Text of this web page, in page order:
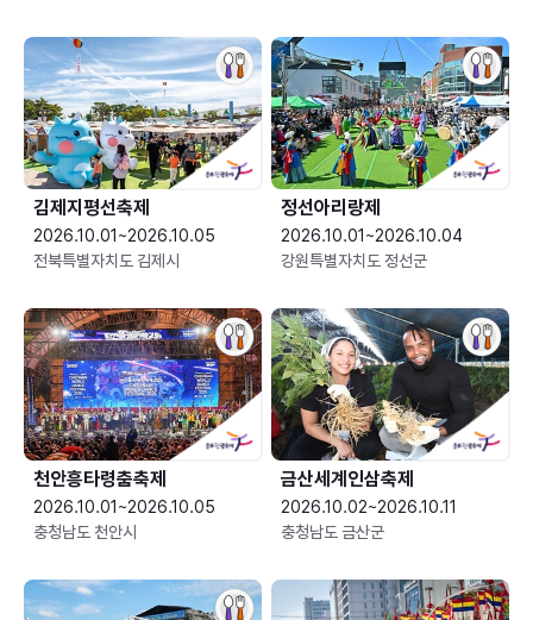
김제지평선축제
2026.10.01~2026.10.05
전북특별자치도 김제시
정선아리랑제
2026.10.01~2026.10.04
강원특별자치도 정선군
천안흥타령춤축제
2026.10.01~2026.10.05
충청남도 천안시
금산세계인삼축제
2026.10.02~2026.10.11
충청남도 금산군